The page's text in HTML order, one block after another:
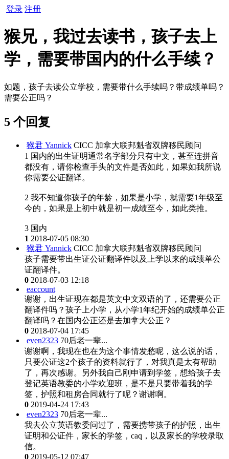
登录 注册
猴兄，我过去读书，孩子去上
学，需要带国内的什么手续？
如题，孩子去读公立学校，需要带什么手续吗？带成绩单吗？
需要公正吗？
5 个回复
猴君 Yannick CICC 加拿大联邦魁省双牌移民顾问
1 国内的出生证明通常名字部分只有中文，甚至连拼音
都没有，请你检查手头的文件是否如此，如果如我所说
你需要公证翻译。
2 我不知道你孩子的年龄，如果是小学，就需要1年级至
今的，如果是上初中就是初一成绩至今，如此类推。
3 国内
1 2018-07-05 08:30
猴君 Yannick CICC 加拿大联邦魁省双牌移民顾问
孩子需要带出生证公证翻译件以及上学以来的成绩单公
证翻译件。
0 2018-07-03 12:18
eaccount
谢谢，出生证现在都是英文中文双语的了，还需要公正
翻译件吗？孩子上小学，从小学1年纪开始的成绩单公正
翻译吗？在国内公正还是去加拿大公正？
0 2018-07-04 17:45
even2323 70后老一辈...
谢谢啊，我现在也在为这个事情发愁呢，这么说的话，
只要公证这2个孩子的资料就行了，对我真是太有帮助
了，再次感谢。另外我自己刚申请到学签，想给孩子去
登记英语教委的小学欢迎班，是不是只要带着我的学
签，护照和租房合同就行了呢？谢谢啊。
0 2019-04-24 17:43
even2323 70后老一辈...
我去公立英语教委问过了，需要携带孩子的护照，出生
证明和公证件，家长的学签，caq，以及家长的学校录取
信。
0 2019-05-12 07:47